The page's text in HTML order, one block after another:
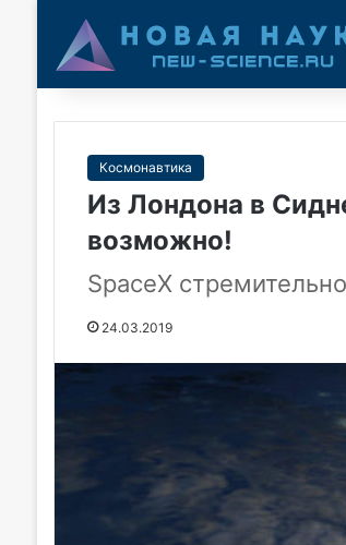
Космонавтика
Из Лондона в
возможно!
SpaceX
24.03.2019